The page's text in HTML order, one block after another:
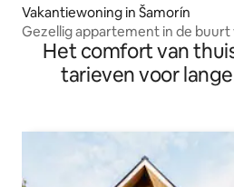
Vakantiewoning in Šamorín
Gezellig appartement in de buurt
Bionic,CardCasino,Oktagon
Het comfort van
tarieven voor